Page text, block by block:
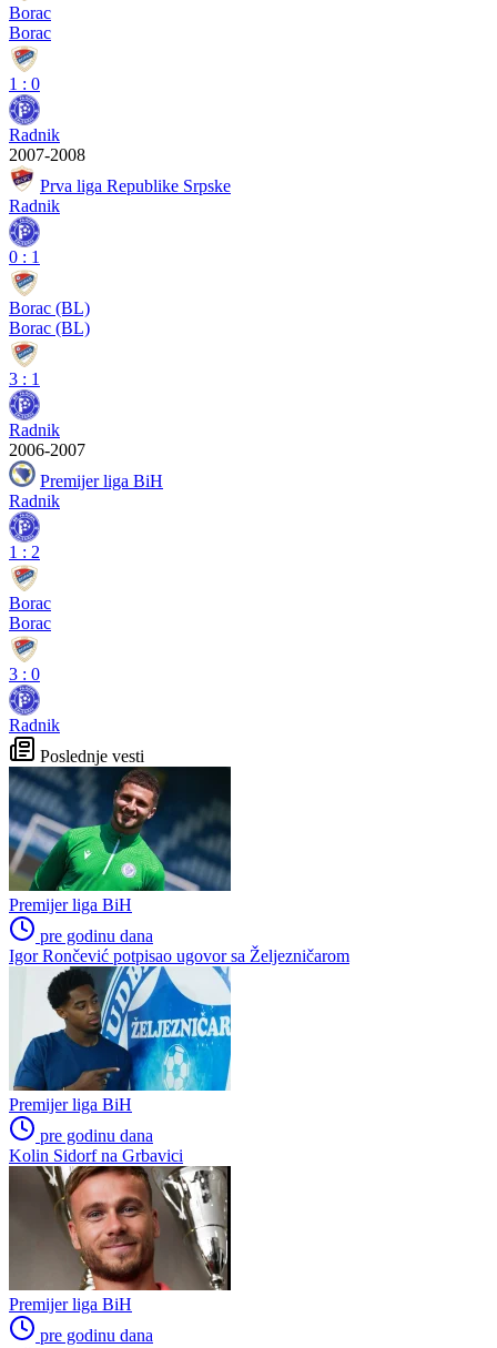
Borac
Borac
1 : 0
Radnik
2007-2008
Prva liga Republike Srpske
Radnik
0 : 1
Borac (BL)
Borac (BL)
3 : 1
Radnik
2006-2007
Premijer liga BiH
Radnik
1 : 2
Borac
Borac
3 : 0
Radnik
Poslednje vesti
Premijer liga BiH
pre godinu dana
Igor Rončević potpisao ugovor sa Željezničarom
Premijer liga BiH
pre godinu dana
Kolin Sidorf na Grbavici
Premijer liga BiH
pre godinu dana